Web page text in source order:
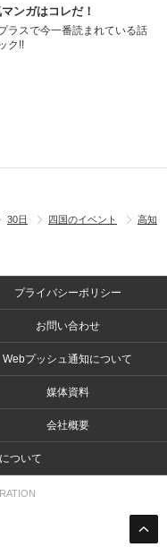
ンガはコレだ！
ラスで今一番読まれている話
ク!!
30日 四国のイベント
高知
プライバシーポリシー
お問い合わせ
Webプッシュ通知について
媒体資料
会社概要
ついて